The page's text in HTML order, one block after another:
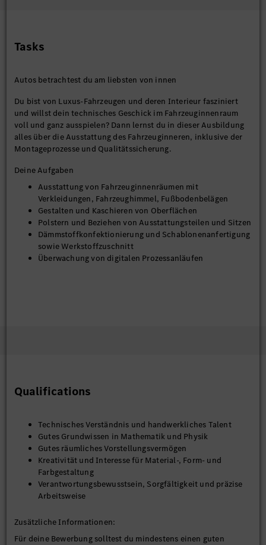
Tasks
Autos betrachtest du am liebsten von innen
Du bist von Luxus-Fahrzeugen und deren Interieur fasziniert
und willst dein technisches Geschick im Fahrzeuginnenraum
voll und ganz ausspielen? Dann lernst du in dieser Ausbildung
alles über die Ausstattung des Fahrzeuginneren, inklusive der
Montageprozesse und Qualitätssicherung.
Deine Aufgaben
Ausstattung von Fahrzeuginnenräumen mit
Verkleidungen, Fahrzeughimmel, Fußbodenbelägen
Gestalten und Kaschieren von Oberflächen
Polstern und Beziehen von Ausstattungsteilen und Sitzen
Dämmstoffkonfektionierung und Schablonenanfertigung
sowie Werkstoffzuschnitt
Überwachung von digitalen Prozessanläufen
Qualifications
Technisches Verständnis und handwerkliches Talent
Gutes Grundwissen in Mathematik und Physik
Gutes räumliches Vorstellungsvermögen
Kreativität und Interesse für Material-, Form- und
Farbgestaltung
Verantwortungsbewusstsein, Sorgfältigkeit und präzise
Arbeitsweise
Zusätzliche Informationen:
Für deine Bewerbung solltest du mindestens einen guten